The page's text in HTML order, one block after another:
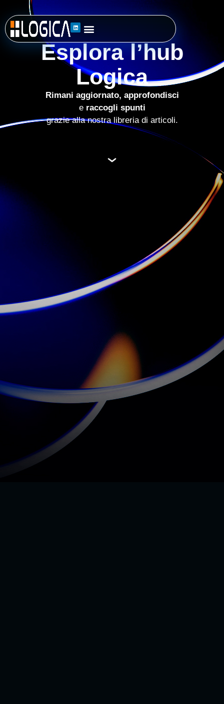
Esplora l’hub
Logica
Rimani aggiornato, approfondisci
e raccogli spunti
grazie alla nostra libreria di articoli.